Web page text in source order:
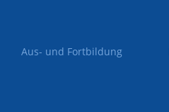
Aus- und Fortbildung